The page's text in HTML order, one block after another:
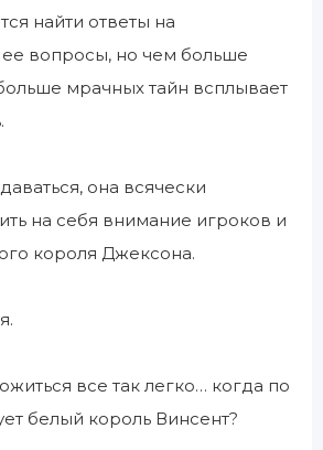
найти ответы на
вопросы, но чем больше
мрачных тайн всплывает
она всячески
на себя внимание игроков и
короля Джексона.
все так легко… когда по
белый король Винсент?